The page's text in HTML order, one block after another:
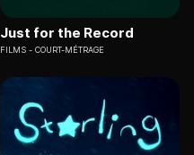
Just for the Record
FILMS COURT-MÉTRAGE